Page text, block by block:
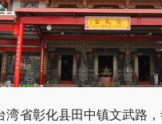
湾省彰化县田中镇文武路